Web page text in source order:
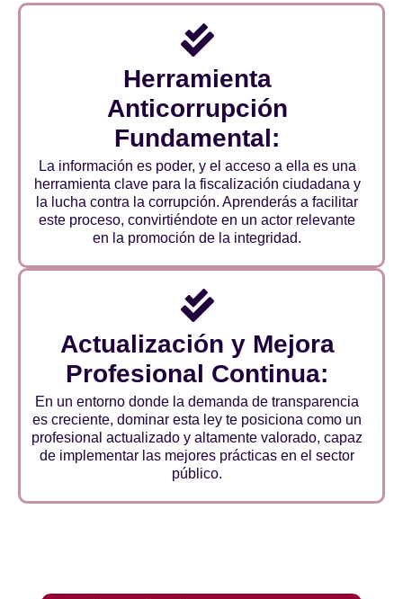
Herramienta
Anticorrupción
Fundamental:
La información es poder, y el acceso a ella es una
herramienta clave para la fiscalización ciudadana y
la lucha contra la corrupción. Aprenderás a facilitar
este proceso, convirtiéndote en un actor relevante
en la promoción de la integridad.
Actualización y Mejora
Profesional Continua:
En un entorno donde la demanda de transparencia
es creciente, dominar esta ley te posiciona como un
profesional actualizado y altamente valorado, capaz
de implementar las mejores prácticas en el sector
público.